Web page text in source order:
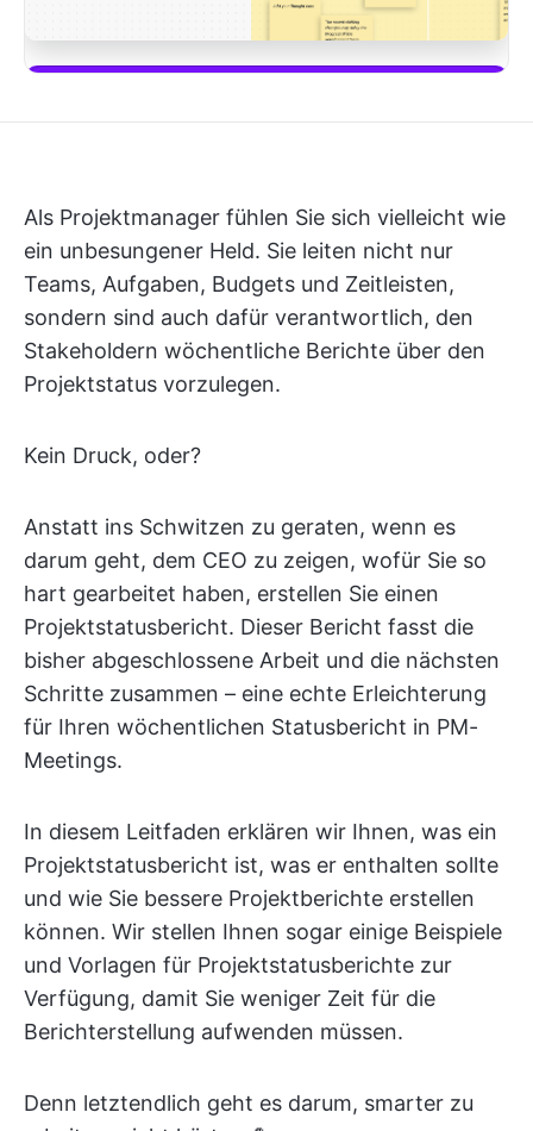
Als Projektmanager fühlen Sie sich vielleicht wie
ein unbesungener Held. Sie leiten nicht nur
Teams, Aufgaben, Budgets und Zeitleisten,
sondern sind auch dafür verantwortlich, den
Stakeholdern wöchentliche Berichte über den
Projektstatus vorzulegen.
Kein Druck, oder?
Anstatt ins Schwitzen zu geraten, wenn es
darum geht, dem CEO zu zeigen, wofür Sie so
hart gearbeitet haben, erstellen Sie einen
Projektstatusbericht. Dieser Bericht fasst die
bisher abgeschlossene Arbeit und die nächsten
Schritte zusammen – eine echte Erleichterung
für Ihren wöchentlichen Statusbericht in PM-
Meetings.
In diesem Leitfaden erklären wir Ihnen, was ein
Projektstatusbericht ist, was er enthalten sollte
und wie Sie bessere Projektberichte erstellen
können. Wir stellen Ihnen sogar einige Beispiele
und Vorlagen für Projektstatusberichte zur
Verfügung, damit Sie weniger Zeit für die
Berichterstellung aufwenden müssen.
Denn letztendlich geht es darum, smarter zu